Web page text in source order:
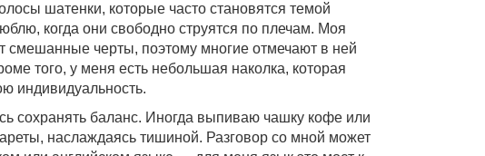
шатенки, которые часто становятся темой
когда они свободно струятся по плечам. Моя
смешанные черты, поэтому многие отмечают в ней
того, у меня есть небольшая наколка, которая
индивидуальность.
сохранять баланс. Иногда выпиваю чашку кофе или
наслаждаясь тишиной. Разговор со мной может